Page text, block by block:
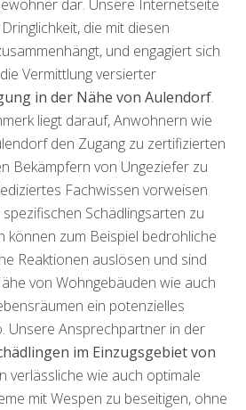
dar. Unsere Internetseite
die mit diesen
und engagiert sich
Vermittlung versierter
in der Nähe von Aulendorf.
liegt darauf, Anwohnern wie
den Zugang zu zertifizierten
Bekämpfern von Ungeziefer zu
Fachwissen vorweisen
Schädlingsarten zu
können zum Beispiel bedrohliche
Reaktionen auslösen und sind
von Wohngebäuden wie auch
ein potenzielles
Unsere Ansprechpartner in der
im Einzugsgebiet von
verlässliche wie auch optimale
mit Wespen zu beseitigen, ohne